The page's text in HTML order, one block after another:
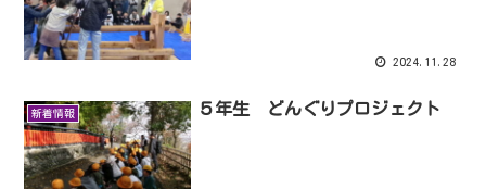
2024.11.28
新着情報 ５年生 どんぐりプロジェクト